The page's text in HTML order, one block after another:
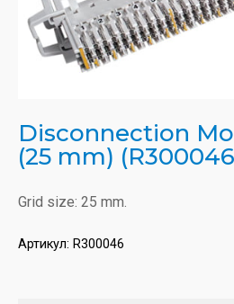
Disconnection
(25 mm)
Grid size: 25 mm.
Артикул: R300046